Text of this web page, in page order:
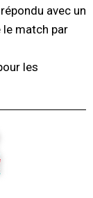
avec un
le match par
les